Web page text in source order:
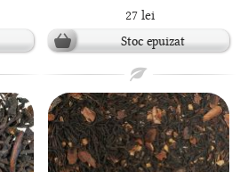
27 lei
Stoc epuizat